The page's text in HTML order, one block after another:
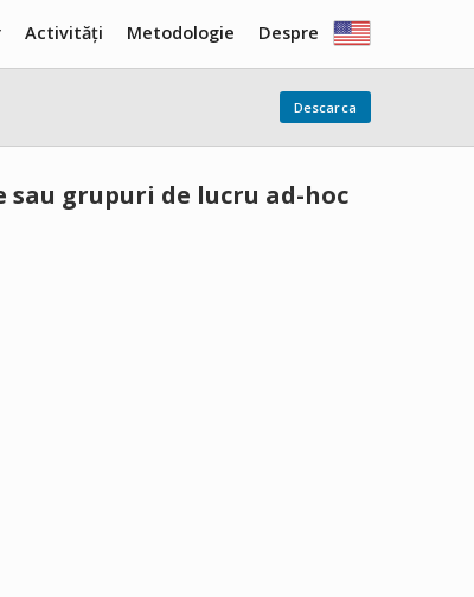
Despre
Metodologie
Activități
Descarca
grupuri de lucru ad-hoc